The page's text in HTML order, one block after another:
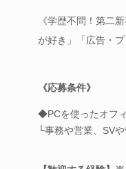
《学歴不問！第二
が好き」「広告・
《応募条件》
◆PCを使ったオフ
└事務や営業、SV